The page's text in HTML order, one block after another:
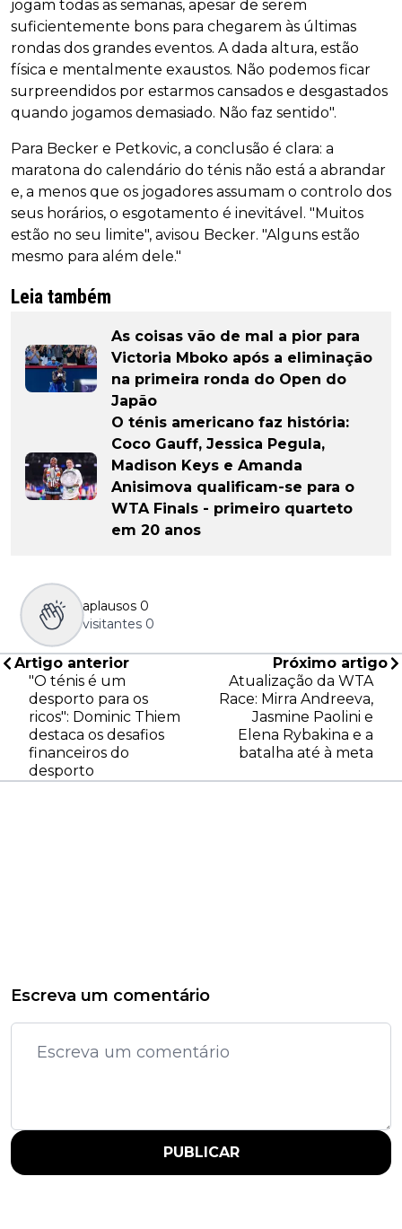
jogam todas as semanas, apesar de serem
suficientemente bons para chegarem às últimas
rondas dos grandes eventos. A dada altura, estão
física e mentalmente exaustos. Não podemos ficar
surpreendidos por estarmos cansados e desgastados
quando jogamos demasiado. Não faz sentido".
Para Becker e Petkovic, a conclusão é clara: a
maratona do calendário do ténis não está a abrandar
e, a menos que os jogadores assumam o controlo dos
seus horários, o esgotamento é inevitável. "Muitos
estão no seu limite", avisou Becker. "Alguns estão
mesmo para além dele."
Leia também
As coisas vão de mal a pior para
Victoria Mboko após a eliminação
na primeira ronda do Open do
Japão
O ténis americano faz história:
Coco Gauff, Jessica Pegula,
Madison Keys e Amanda
Anisimova qualificam-se para o
WTA Finals - primeiro quarteto
em 20 anos
aplausos 0
visitantes 0
Artigo anterior
"O ténis é um
desporto para os
ricos": Dominic Thiem
destaca os desafios
financeiros do
desporto
Próximo artigo
Atualização da WTA
Race: Mirra Andreeva,
Jasmine Paolini e
Elena Rybakina e a
batalha até à meta
Escreva um comentário
PUBLICAR